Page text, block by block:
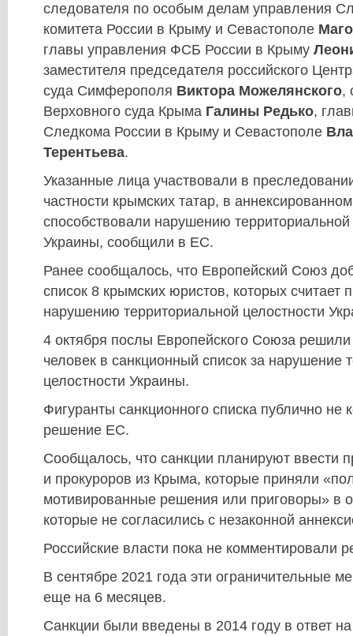
следователя по особым делам управления
комитета России в Крыму и Севастополе
главы управления ФСБ России в Крыму
заместителя председателя российского
суда Симферополя Виктора Можелянского,
Верховного суда Крыма Галины Редько,
Следкома России в Крыму и Севастополе
Терентьева.
Указанные лица участвовали в
частности крымских татар, в
способствовали нарушению территориальной
Украины, сообщили в ЕС.
Ранее сообщалось, что Европейский Союз
список 8 крымских юристов, которых считает
нарушению территориальной целостности
4 октября послы Европейского Союза
человек в санкционный список за нарушение
целостности Украины.
Фигуранты санкционного списка публично не
решение ЕС.
Сообщалось, что санкции планируют ввести
и прокуроров из Крыма, которые приняли
мотивированные решения или приговоры» в
которые не согласились с незаконной
Российские власти пока не комментировали
В сентябре 2021 года эти ограничительные
еще на 6 месяцев.
Санкции были введены в 2014 году в ответ